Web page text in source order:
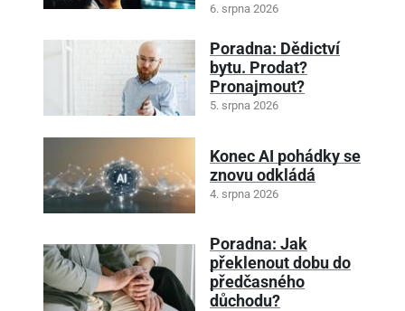
6. srpna 2026
Poradna: Dědictví
bytu. Prodat?
Pronajmout?
5. srpna 2026
Konec AI pohádky se
znovu odkládá
4. srpna 2026
Poradna: Jak
překlenout dobu do
předčasného
důchodu?